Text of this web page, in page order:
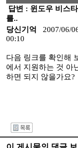
답변 : 윈도우 비스
를..
당신기억
2007/06/
00:10
다음 링크를 확인해
에서 지원하는 것 아
하면 되지 않을가요?